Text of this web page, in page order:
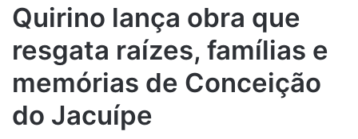
Quirino lança obra que
resgata raízes, famílias e
memórias de Conceição
do Jacuípe